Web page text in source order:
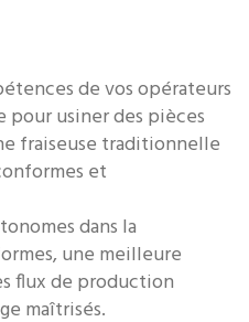
de vos opérateurs
pour usiner des pièces
fraiseuse traditionnelle
et
dans la
une meilleure
flux de production
maîtrisés.